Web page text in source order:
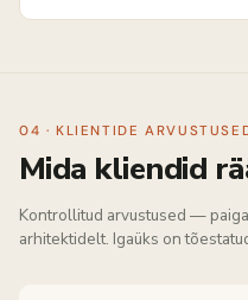
04 · KLIENTIDE
Mida kliendid
Kontrollitud arvustused —
arhitektidelt. Igaüks on